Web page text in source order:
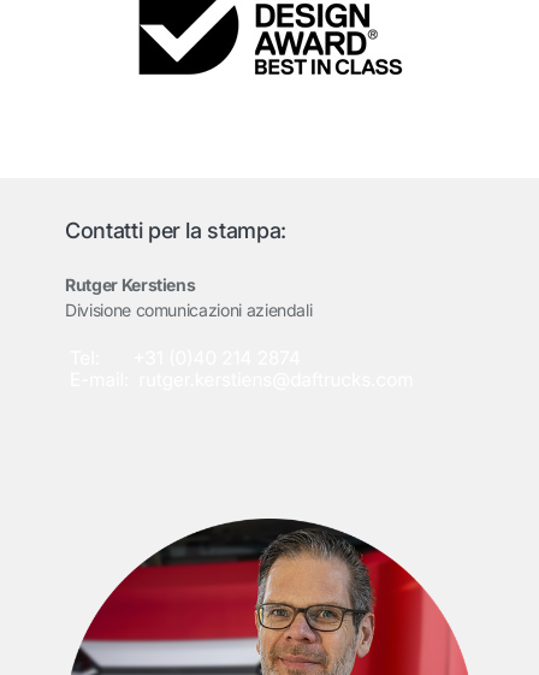
Contatti per la stampa:
Rutger Kerstiens
Divisione comunicazioni aziendali